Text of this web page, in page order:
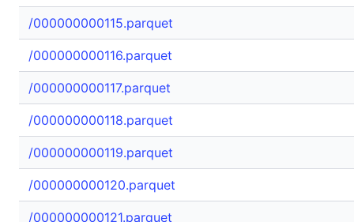
/000000000115.parquet
/000000000116.parquet
/000000000117.parquet
/000000000118.parquet
/000000000119.parquet
/000000000120.parquet
/000000000121.parquet